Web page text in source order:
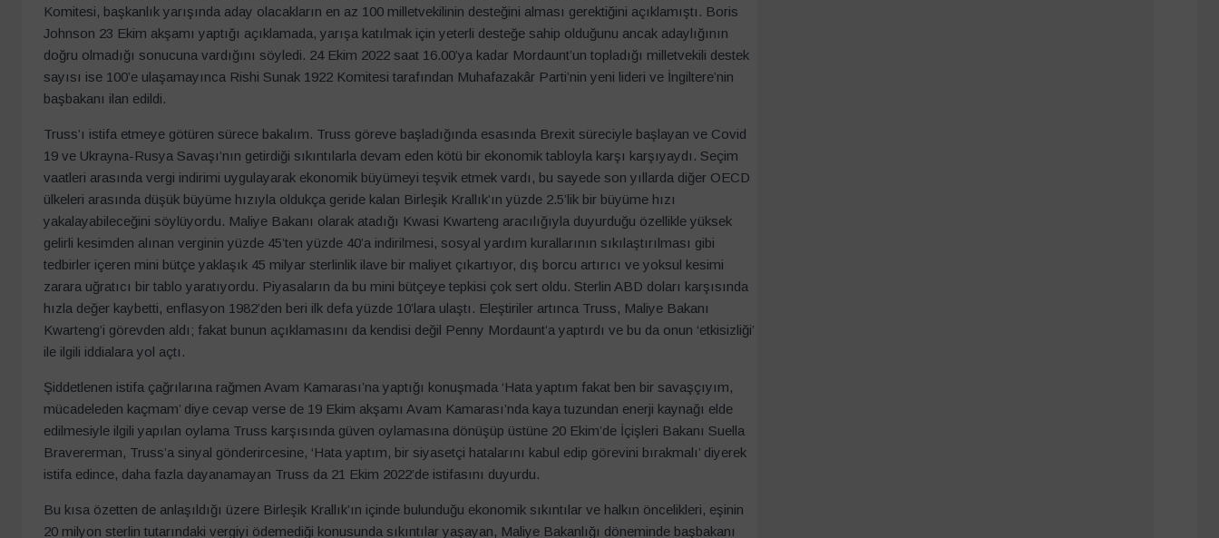
Komitesi, başkanlık yarışında aday olacakların en az 100 milletvekilinin desteğini alması gerektiğini açıklamıştı. Boris
Johnson 23 Ekim akşamı yaptığı açıklamada, yarışa katılmak için yeterli desteğe sahip olduğunu ancak adaylığının
doğru olmadığı sonucuna vardığını söyledi. 24 Ekim 2022 saat 16.00’ya kadar Mordaunt’un topladığı milletvekili destek
sayısı ise 100’e ulaşamayınca Rishi Sunak 1922 Komitesi tarafından Muhafazakâr Parti’nin yeni lideri ve İngiltere’nin
başbakanı ilan edildi.
Truss’ı istifa etmeye götüren sürece bakalım. Truss göreve başladığında esasında Brexit süreciyle başlayan ve Covid
19 ve Ukrayna-Rusya Savaşı’nın getirdiği sıkıntılarla devam eden kötü bir ekonomik tabloyla karşı karşıyaydı. Seçim
vaatleri arasında vergi indirimi uygulayarak ekonomik büyümeyi teşvik etmek vardı, bu sayede son yıllarda diğer OECD
ülkeleri arasında düşük büyüme hızıyla oldukça geride kalan Birleşik Krallık’ın yüzde 2.5’lik bir büyüme hızı
yakalayabileceğini söylüyordu. Maliye Bakanı olarak atadığı Kwasi Kwarteng aracılığıyla duyurduğu özellikle yüksek
gelirli kesimden alınan verginin yüzde 45’ten yüzde 40’a indirilmesi, sosyal yardım kurallarının sıkılaştırılması gibi
tedbirler içeren mini bütçe yaklaşık 45 milyar sterlinlik ilave bir maliyet çıkartıyor, dış borcu artırıcı ve yoksul kesimi
zarara uğratıcı bir tablo yaratıyordu. Piyasaların da bu mini bütçeye tepkisi çok sert oldu. Sterlin ABD doları karşısında
hızla değer kaybetti, enflasyon 1982’den beri ilk defa yüzde 10’lara ulaştı. Eleştiriler artınca Truss, Maliye Bakanı
Kwarteng’i görevden aldı; fakat bunun açıklamasını da kendisi değil Penny Mordaunt’a yaptırdı ve bu da onun ‘etkisizliği’
ile ilgili iddialara yol açtı.
Şiddetlenen istifa çağrılarına rağmen Avam Kamarası’na yaptığı konuşmada ‘Hata yaptım fakat ben bir savaşçıyım,
mücadeleden kaçmam’ diye cevap verse de 19 Ekim akşamı Avam Kamarası’nda kaya tuzundan enerji kaynağı elde
edilmesiyle ilgili yapılan oylama Truss karşısında güven oylamasına dönüşüp üstüne 20 Ekim’de İçişleri Bakanı Suella
Bravererman, Truss’a sinyal gönderircesine, ‘Hata yaptım, bir siyasetçi hatalarını kabul edip görevini bırakmalı’ diyerek
istifa edince, daha fazla dayanamayan Truss da 21 Ekim 2022’de istifasını duyurdu.
Bu kısa özetten de anlaşıldığı üzere Birleşik Krallık’ın içinde bulunduğu ekonomik sıkıntılar ve halkın öncelikleri, eşinin
20 milyon sterlin tutarındaki vergiyi ödemediği konusunda sıkıntılar yaşayan, Maliye Bakanlığı döneminde başbakanı